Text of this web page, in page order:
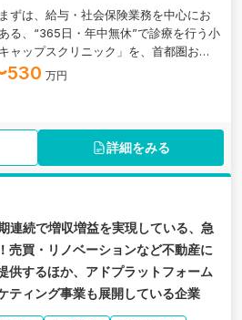
ずは、給与・社会保険業務を中心にお
る、“365日・年中無休”で診療を行う小
ャップスクリニック」を、首都圏およ
の求人です。
530 万円
詳細をみる
連続で増収増益を実現している、急
売買・リノベーションなど不動産に
供するほか、アドプラットフォーム
ティング事業も展開している企業